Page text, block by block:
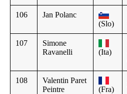
106
Jan Polanc
(Slo)
107
Simone
Ravanelli
(Ita)
108
Valentin Paret
Peintre
(Fra)